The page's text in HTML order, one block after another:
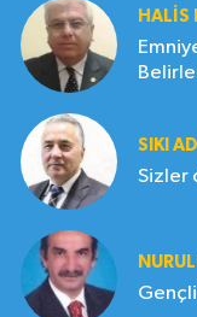
HALIS
SIKI
Sizler